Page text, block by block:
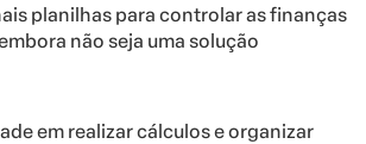
planilhas para controlar as finanças
não seja uma solução
em realizar cálculos e organizar